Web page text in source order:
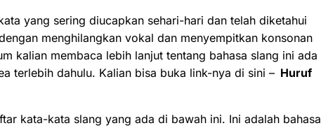
yang sering diucapkan sehari-hari dan telah diketahui
menghilangkan vokal dan menyempitkan konsonan
kalian membaca lebih lanjut tentang bahasa slang ini ada
terlebih dahulu. Kalian bisa buka link-nya di sini – Huruf
kata-kata slang yang ada di bawah ini. Ini adalah bahasa